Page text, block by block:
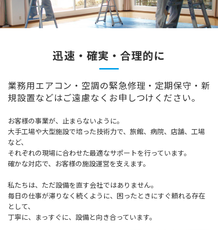
迅速・確実・合理的に
業務用エアコン・空調の緊急修理・定期保守・ 新
規設置などはご遠慮なくお申しつけください。
お客様の事業が、止まらないように。
大手工場や大型施設で培った技術力で、旅館、病院、店舗、工場
など、
それぞれの現場に合わせた最適なサポートを行っています。
確かな対応で、お客様の施設運営を支えます。
私たちは、ただ設備を直す会社ではありません。
毎日の仕事が滞りなく続くように、困ったときにすぐ頼れる存在
として、
丁寧に、まっすぐに、設備と向き合っています。